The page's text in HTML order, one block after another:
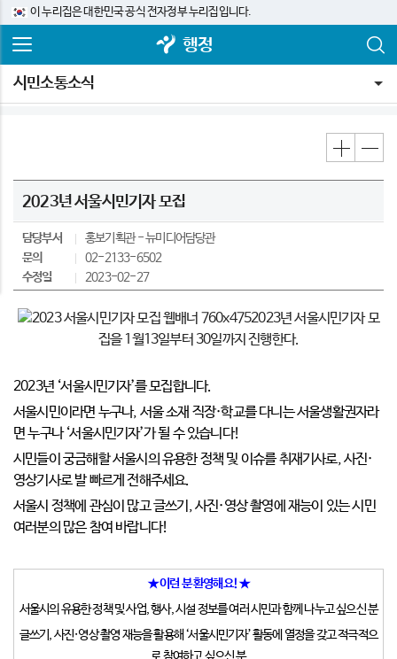
이 누리집은 대한민국 공식 전자정부 누리집입니다.
행정
시민소통소식
2023년 서울시민기자 모집
담당부서 홍보기획관
뉴미디어담당관
문의
02-2133-6502
수정일
2023-02-27
2023년 서울시민기자 모
집을 1월13일부터 30일까지 진행한다.
2023년 ‘서울시민기자’를 모집합니다.
서울시민이라면 누구나, 서울 소재 직장·학교를 다니는 서울생활권자라
면 누구나 ‘서울시민기자’가 될 수 있습니다!
시민들이 궁금해할 서울시의 유용한 정책 및 이슈를 취재기사로, 사진·
영상기사로 발 빠르게 전해주세요.
서울시 정책에 관심이 많고 글쓰기, 사진·영상 촬영에 재능이 있는 시민
여러분의 많은 참여 바랍니다!
★ 이런 분 환영해요! ★
서울시의 유용한 정책 및 사업, 행사, 시설 정보를 여러 시민과 함께 나누고 싶으신 분
글쓰기, 사진·영상 촬영 재능을 활용해 ‘서울시민기자’ 활동에 열정을 갖고 적극적으